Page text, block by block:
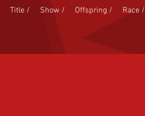
Title / Show / Offspring / Race /